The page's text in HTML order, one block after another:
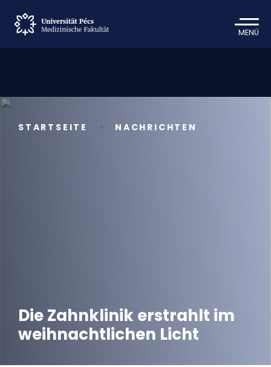
MENÜ
STARTSEITE NACHRICHTEN
Die Zahnklinik erstrahlt im
weihnachtlichen Licht